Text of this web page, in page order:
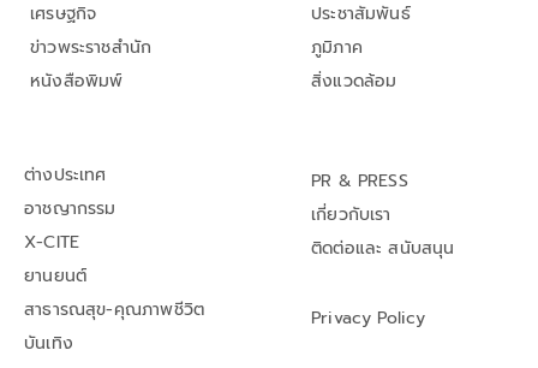
เศรษฐกิจ
ข่าวพระราชสำนัก
หนังสือพิมพ์
ประชาสัมพันธ์
ภูมิภาค
สิ่งแวดล้อม
ต่างประเทศ
อาชญากรรม
X-CITE
ยานยนต์
สาธารณสุข-คุณภาพชีวิต
บันเทิง
PR & PRESS
เกี่ยวกับเรา
ติดต่อและ สนับสนุน
Privacy Policy